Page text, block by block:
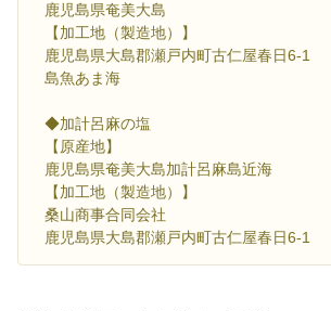
鹿児島県奄美大島
【加工地（製造地）】
鹿児島県大島郡瀬戸内町古仁屋春日6-1
島魚あま海
◆加計呂麻の塩
【原産地】
鹿児島県奄美大島加計呂麻島近海
【加工地（製造地）】
桑山商事合同会社
鹿児島県大島郡瀬戸内町古仁屋春日6-1